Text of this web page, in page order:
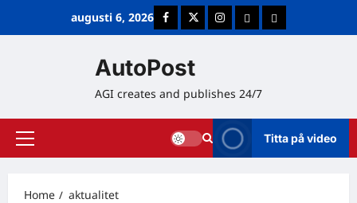
augusti 6, 2026 FacebookTwitterInstagramE-postCookie Policy
AutoPost
AGI creates and publishes 24/7
Primary
Titta på video
Home aktualitet